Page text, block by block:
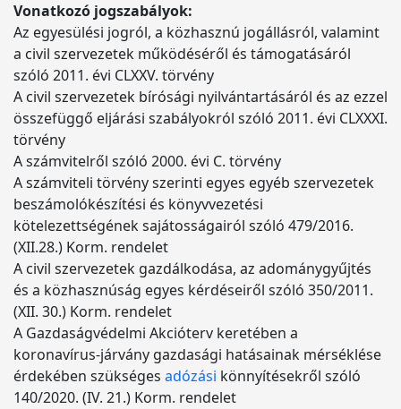
Vonatkozó jogszabályok:
Az egyesülési jogról, a közhasznú jogállásról, valamint
a civil szervezetek működéséről és támogatásáról
szóló 2011. évi CLXXV. törvény
A civil szervezetek bírósági nyilvántartásáról és az ezzel
összefüggő eljárási szabályokról szóló 2011. évi CLXXXI.
törvény
A számvitelről szóló 2000. évi C. törvény
A számviteli törvény szerinti egyes egyéb szervezetek
beszámolókészítési és könyvvezetési
kötelezettségének sajátosságairól szóló 479/2016.
(XII.28.) Korm. rendelet
A civil szervezetek gazdálkodása, az adománygyűjtés
és a közhasznúság egyes kérdéseiről szóló 350/2011.
(XII. 30.) Korm. rendelet
A Gazdaságvédelmi Akcióterv keretében a
koronavírus-járvány gazdasági hatásainak mérséklése
érdekében szükséges adózási könnyítésekről szóló
140/2020. (IV. 21.) Korm. rendelet